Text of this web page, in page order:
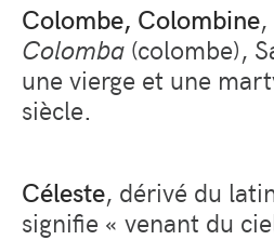
Colombe, Colombine
Colomba (colombe),
une vierge et une
siècle.
Céleste, dérivé du
signifie « venant du